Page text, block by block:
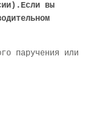
вы
паручения или